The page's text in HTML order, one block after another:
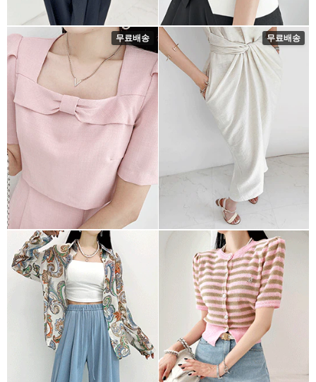
무료배송 무료배송